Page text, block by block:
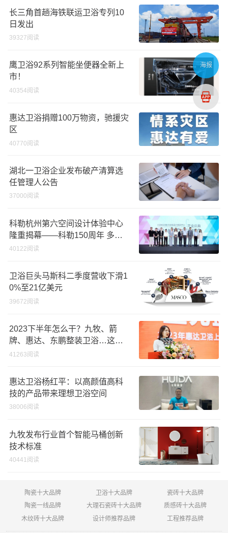
长三角首趟海铁联运卫浴专列10
日发出
39327阅读
鹰卫浴92系列智能坐便器全新上
市！
40354阅读
惠达卫浴捐赠100万物资，驰援灾
区
40770阅读
湖北一卫浴企业发布破产清算选
任管理人公告
37000阅读
科勒杭州第六空间设计体验中心
隆重揭幕——科勒150周年 多维
诠释优雅生活美学
40122阅读
卫浴巨头马斯科二季度营收下滑1
0%至21亿美元
39672阅读
2023下半年怎么干？九牧、箭
牌、惠达、东鹏整装卫浴…这样
说
41263阅读
惠达卫浴杨红平：以高颜值高科
技的产品带来理想卫浴空间
38006阅读
九牧发布行业首个智能马桶创新
技术标准
40441阅读
陶瓷十大品牌 卫浴十大品牌
瓷砖十大品牌
陶瓷一线品牌
大理石瓷砖十大品牌
质感砖十大品牌
木纹砖十大品牌
设计师推荐品牌 工程推荐品牌
海报